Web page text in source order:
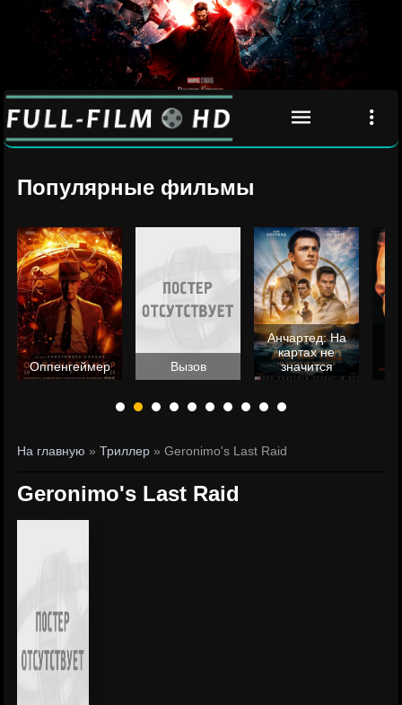
Популярные фильмы
Оппенгеймер Вызов
Анчартед: На
картах не
значится
На главную »Триллер » Geronimo's Last Raid
Geronimo's Last Raid